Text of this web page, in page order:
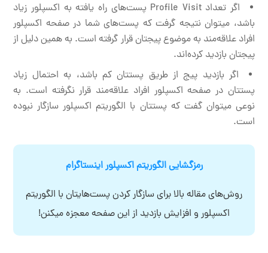
اگر تعداد Profile Visit پست‌های راه یافته به اکسپلور زیاد
باشد، میتوان نتیجه گرفت که پست‌های شما در صفحه اکسپلور
افراد علاقه‌مند به موضوع پیجتان قرار گرفته است. به همین دلیل از
پیجتان بازدید کرده‌اند.
اگر بازدید پیج از طریق پستتان کم باشد، به احتمال زیاد
پستتان در صفحه اکسپلور افراد علاقه‌مند قرار نگرفته است. به
نوعی میتوان گفت که پستتان با الگوریتم اکسپلور سازگار نبوده
است.
رمزگشایی الگوریتم اکسپلور اینستاگرام
روش‌های مقاله بالا برای سازگار کردن پست‌هایتان با الگوریتم
اکسپلور و افزایش بازدید از این صفحه معجزه میکنن!